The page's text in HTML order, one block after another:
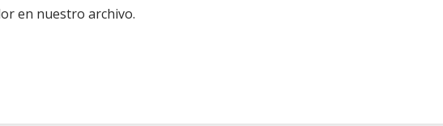
en nuestro archivo.